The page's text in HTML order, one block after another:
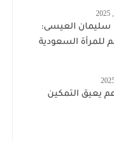
سليمان العيسى:
للمرأة السعودية
يعيق التمكين